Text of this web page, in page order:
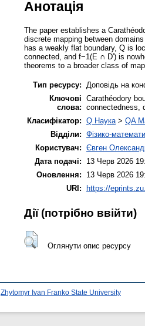
Анотація
The paper establishes a
discrete mapping between
has a weakly flat boundary, Q is
connected, and f−1(E ∩ D′) is
theorems to a broader class of
Тип ресурсу:
Доповідь на
Ключові
слова:
Carathéodory
connectedness,
Класифікатор: Q Наука > QA
Відділи: Фізико-
Користувач: Євген
Дата подачі:
13 Черв 2026
Оновлення:
13 Черв 2026
URI: https://
Дії ​​(потрібно ввійти)
Оглянути опис ресурсу
Zhytomyr Ivan Franko State University